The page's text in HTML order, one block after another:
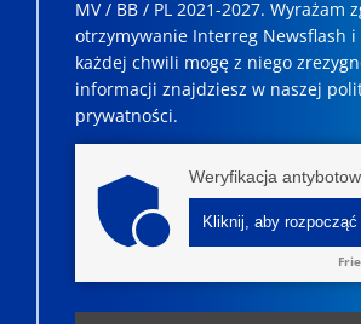
MV / BB / PL 2021-2027. Wyrażam
otrzymywanie Interreg Newsflash i
każdej chwili mogę z niego
informacji znajdziesz w naszej
prywatności.
Weryfikacja
Kliknij, aby